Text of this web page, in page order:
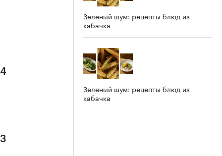
Зеленый шум: рецепты блюд из
кабачка
Зеленый шум: рецепты блюд из
кабачка